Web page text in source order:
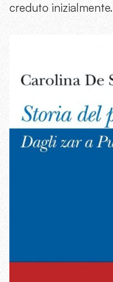
creduto inizialmente.